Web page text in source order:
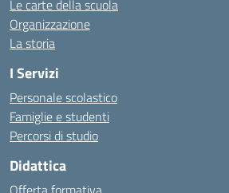
Le carte della scuola
Organizzazione
La storia
I Servizi
Personale scolastico
Famiglie e studenti
Percorsi di studio
Didattica